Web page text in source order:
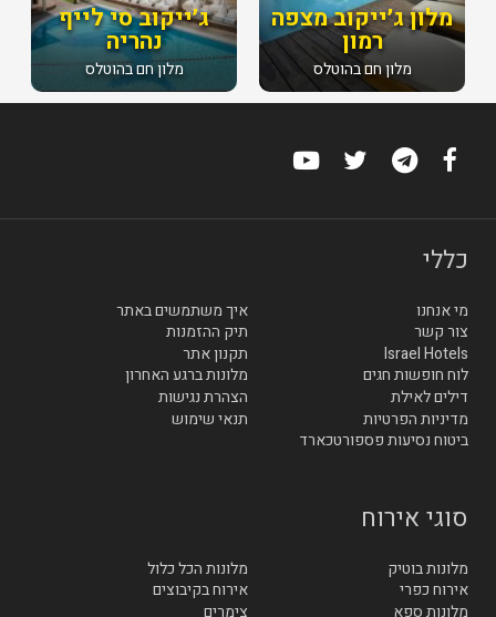
ג׳ייקוב סי לייף
נהריה
מלון חם בהוטלס
מלון ג׳ייקוב מצפה
רמון
מלון חם בהוטלס
כללי
מי אנחנו
איך משתמשים באתר
צור קשר
תיק ההזמנות
Israel Hotels
תקנון אתר
לוח חופשות חגים
מלונות ברגע האחרון
דילים לאילת
הצהרת נגישות
מדיניות הפרטיות
תנאי שימוש
ביטוח נסיעות פספורטכארד
סוגי אירוח
מלונות בוטיק
מלונות הכל כלול
אירוח כפרי
אירוח בקיבוצים
מלונות ספא
צימרים